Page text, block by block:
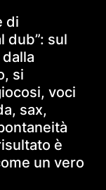
di
dub”: sul
si
voci
sax,
è
un vero